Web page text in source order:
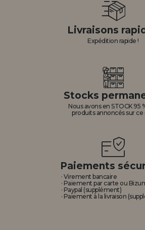
Livraisons
Expédition rapide !
Stocks
Nous avons en STOCK 95
produits annoncés sur ce
Paiements
· Virement bancaire
· Paiement par carte ou
· Paypal (supplément)
· Paiement à la livraison